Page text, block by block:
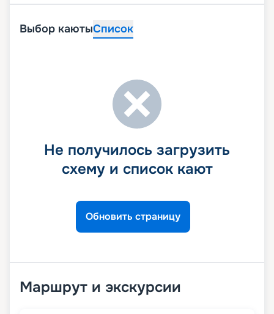
Выбор каютыСписок
Не получилось загрузить
схему и список кают
Обновить страницу
Маршрут и экскурсии